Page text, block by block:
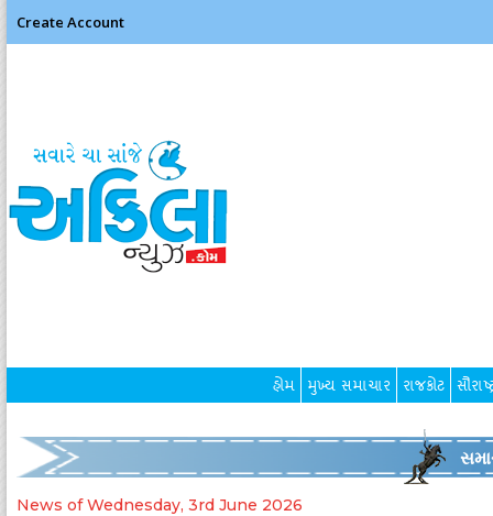
Create Account
હોમ મુખ્ય સમાચાર રાજકોટ
News of Wednesday, 3rd June 2026